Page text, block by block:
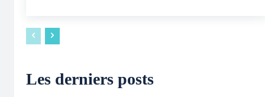
Les derniers posts